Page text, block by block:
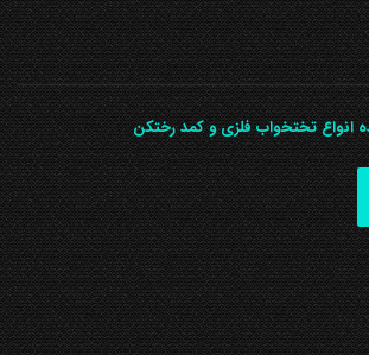
انواع تختخواب فلزی و کمد رختکن